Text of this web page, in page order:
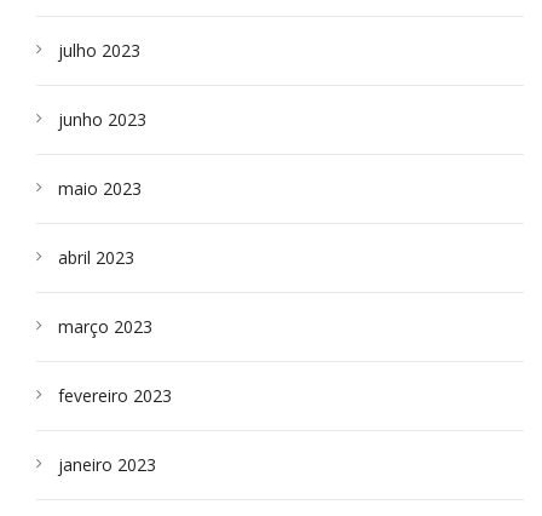
julho 2023
junho 2023
maio 2023
abril 2023
março 2023
fevereiro 2023
janeiro 2023